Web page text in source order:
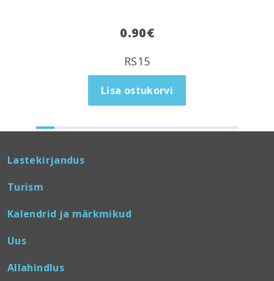
0.90€
RS15
Lisa ostukorvi
Lastekirjandus
Turism
Kalendrid ja märkmikud
Uus
Allahindlus